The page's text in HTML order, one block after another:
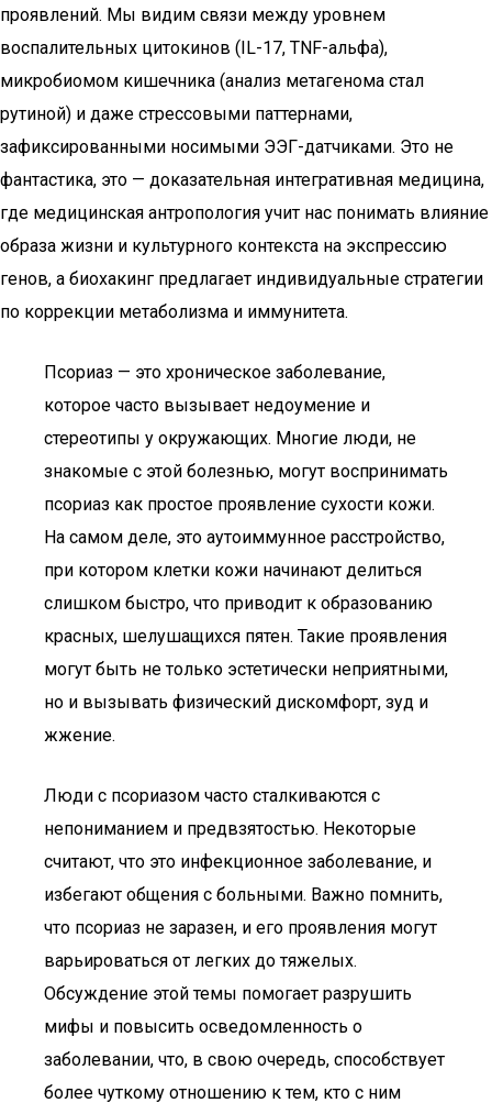
проявлений. Мы видим связи между уровнем
воспалительных цитокинов (IL-17, TNF-альфа),
микробиомом кишечника (анализ метагенома стал
рутиной) и даже стрессовыми паттернами,
зафиксированными носимыми ЭЭГ-датчиками. Это не
фантастика, это — доказательная интегративная медицина,
где медицинская антропология учит нас понимать влияние
образа жизни и культурного контекста на экспрессию
генов, а биохакинг предлагает индивидуальные стратегии
по коррекции метаболизма и иммунитета.
Псориаз — это хроническое заболевание,
которое часто вызывает недоумение и
стереотипы у окружающих. Многие люди, не
знакомые с этой болезнью, могут воспринимать
псориаз как простое проявление сухости кожи.
На самом деле, это аутоиммунное расстройство,
при котором клетки кожи начинают делиться
слишком быстро, что приводит к образованию
красных, шелушащихся пятен. Такие проявления
могут быть не только эстетически неприятными,
но и вызывать физический дискомфорт, зуд и
жжение.
Люди с псориазом часто сталкиваются с
непониманием и предвзятостью. Некоторые
считают, что это инфекционное заболевание, и
избегают общения с больными. Важно помнить,
что псориаз не заразен, и его проявления могут
варьироваться от легких до тяжелых.
Обсуждение этой темы помогает разрушить
мифы и повысить осведомленность о
заболевании, что, в свою очередь, способствует
более чуткому отношению к тем, кто с ним